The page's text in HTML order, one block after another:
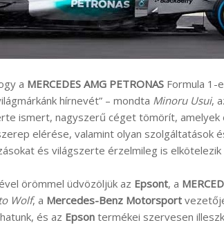
a MERCEDES AMG PETRONAS Formula 1-
hírnevét” – mondta Minoru Usui,
ismert, nagyszerű céget tömörít,
elérése, valamint olyan szolgáltatások
és világszerte érzelmileg is
örömmel üdvözöljük az Epsont, a
Wolf, a Mercedes-Benz Motorsport
és az Epson termékei szervesen